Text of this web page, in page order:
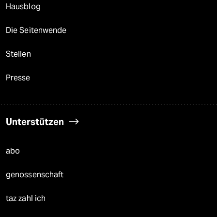
Hausblog
Die Seitenwende
Stellen
Presse
Unterstützen
abo
genossenschaft
taz zahl ich